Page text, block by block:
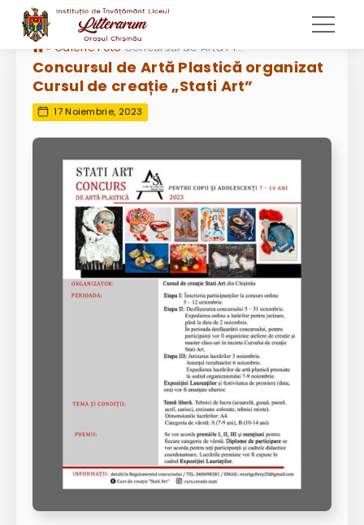
» Galerie Foto Concursul de Artă Plastică organizat Cursul de creație „Stati Art”
Concursul de Artă Plastică organizat
Cursul de creație „Stati Art”
17 Noiembrie, 2023